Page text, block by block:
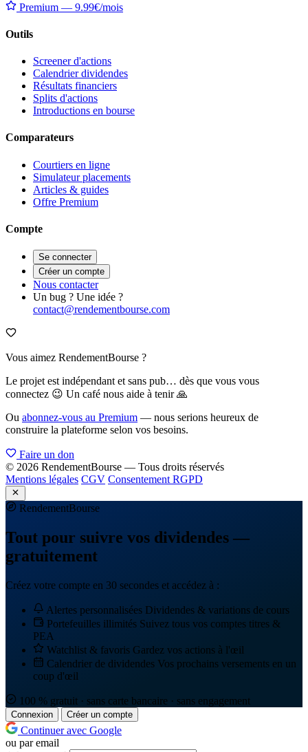
Premium — 9.99€/mois
Outils
Screener d'actions
Calendrier dividendes
Résultats financiers
Splits d'actions
Introductions en bourse
Comparateurs
Courtiers en ligne
Simulateur placements
Articles & guides
Offre Premium
Compte
Se connecter
Créer un compte
Nous contacter
Un bug ? Une idée ?
contact@rendementbourse.com
Vous aimez RendementBourse ?
Le projet est indépendant et sans pub… dès que vous vous
connectez 😉 Un café nous aide à tenir 🙏
Ou abonnez-vous au Premium — nous serions heureux de
construire la plateforme selon vos besoins.
Faire un don
© 2026 RendementBourse — Tous droits réservés
Mentions légales CGV Consentement RGPD
RendementBourse
Tout pour suivre vos dividendes —
gratuitement
Créez votre compte en 30 secondes et accédez à :
Alertes personnalisées Dividendes & variations de cours
Portefeuilles illimités Suivez tous vos comptes titres &
PEA
Watchlist & favoris Gardez vos actions à l'œil
Calendrier de dividendes Vos prochains versements en un
coup d'œil
100 % gratuit · sans carte bancaire · sans engagement
Connexion Créer un compte
Continuer avec Google
ou par email